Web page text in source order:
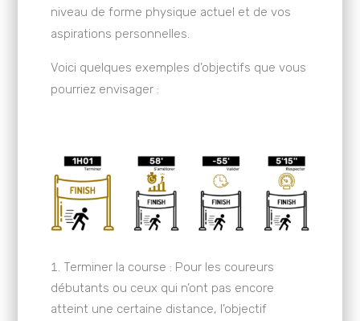
niveau de forme physique actuel et de vos
aspirations personnelles.
Voici quelques exemples d’objectifs que vous
pourriez envisager :
Terminer la course : Pour les coureurs
débutants ou ceux qui n’ont pas encore
atteint une certaine distance, l’objectif